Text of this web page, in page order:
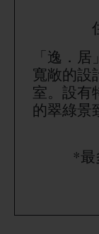
「逸．
寬敞的設
室。設有
的翠綠景
*最